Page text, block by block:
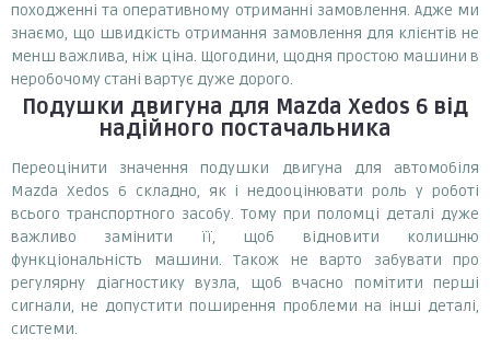
походженні та оперативному отриманні замовлення. Адже ми
знаємо, що швидкість отримання замовлення для клієнтів не
менш важлива, ніж ціна. Щогодини, щодня простою машини в
неробочому стані вартує дуже дорого.
Подушки двигуна для Mazda Xedos 6 від
надійного постачальника
Переоцінити значення подушки двигуна для автомобіля
Mazda Xedos 6 складно, як і недооцінювати роль у роботі
всього транспортного засобу. Тому при поломці деталі дуже
важливо замінити її, щоб відновити колишню
функціональність машини. Також не варто забувати про
регулярну діагностику вузла, щоб вчасно помітити перші
сигнали, не допустити поширення проблеми на інші деталі,
системи.